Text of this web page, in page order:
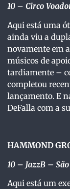
10 – Circo
Aqui está uma
ainda viu a
novamente em
músicos de
tardiamente –
completou
lançamento. E
DeFalla com a
HAMMOND
10 – JazzB –
Aqui está um